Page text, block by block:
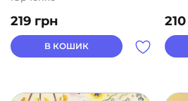
219 грн
В КОШИК
210